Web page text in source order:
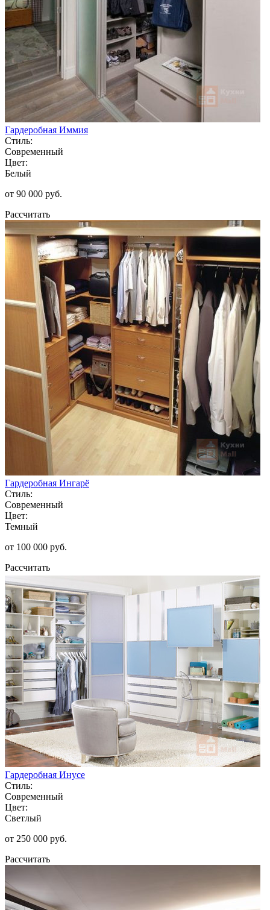
Гардеробная Иммия
Стиль:
Современный
Цвет:
Белый
от 90 000 руб.
Рассчитать
Гардеробная Ингарё
Стиль:
Современный
Цвет:
Темный
от 100 000 руб.
Рассчитать
Гардеробная Инусе
Стиль:
Современный
Цвет:
Светлый
от 250 000 руб.
Рассчитать